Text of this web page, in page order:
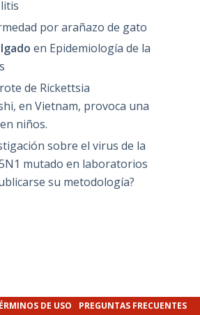
por arañazo de gato
en Epidemiología de la
de Rickettsia
en Vietnam, provoca una
niños.
sobre el virus de la
mutado en laboratorios
su metodología?
DE USO PREGUNTAS FRECUENTES